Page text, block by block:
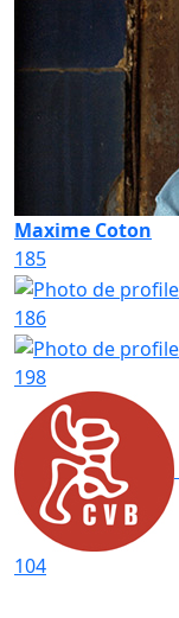
Maxime Coton
185
186
198
104